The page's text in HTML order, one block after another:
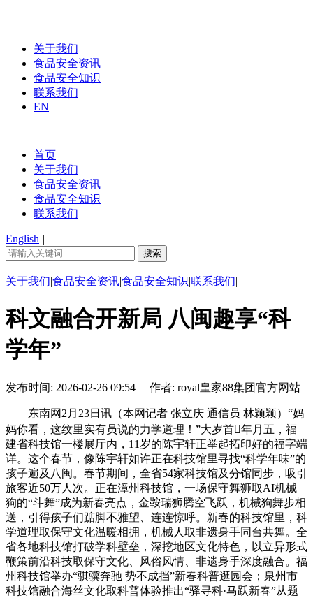
关于我们
食品安全资讯
食品安全知识
联系我们
EN
首页
关于我们
食品安全资讯
食品安全知识
联系我们
English |
关于我们|食品安全资讯|食品安全知识|联系我们|
科文融合开新局 八闽趣享“科
学年”
发布时间: 2026-02-26 09:54 作者: royal皇家88集团官方网站
东南网2月23日讯（本网记者 张立庆 通信员 林颖颖）“妈
妈你看，这纹里实有员说的力学道理！”大岁首年月五，福
建省科技馆一楼展厅内，11岁的陈宇轩正举起拓印好的福字端
详。这个春节，像陈宇轩如许正在科技馆里寻找“科学年味”的
孩子遍及八闽。春节期间，全省54家科技馆及分馆同步，吸引
旅客近50万人次。正在漳州科技馆，一场保守舞狮取AI机械
狗的“斗舞”成为新春亮点，金鞍瑞狮腾空飞跃，机械狗舞步相
送，引得孩子们踮脚不雅望、连连惊呼。新春的科技馆里，科
学道理取保守文化温暖相拥，机械人取非遗身手同台共舞。全
省各地科技馆打破学科壁垒，深挖地区文化特色，以立异形式
鞭策前沿科技取保守文化、风俗风情、非遗身手深度融合。福
州科技馆举办“骐骥奔驰 势不成挡”新春科普逛园会；泉州市
科技馆融合海丝文化取科普体验推出“驿寻科·马跃新春”从题